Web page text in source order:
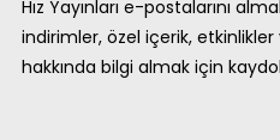
Hız Yayınları e-postalarını
indirimler, özel içerik, etkinlikler
hakkında bilgi almak için